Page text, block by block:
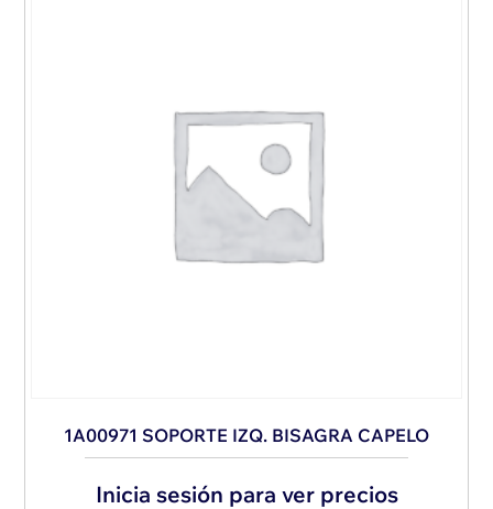
1A00971 SOPORTE IZQ. BISAGRA CAPELO
Inicia sesión para ver precios